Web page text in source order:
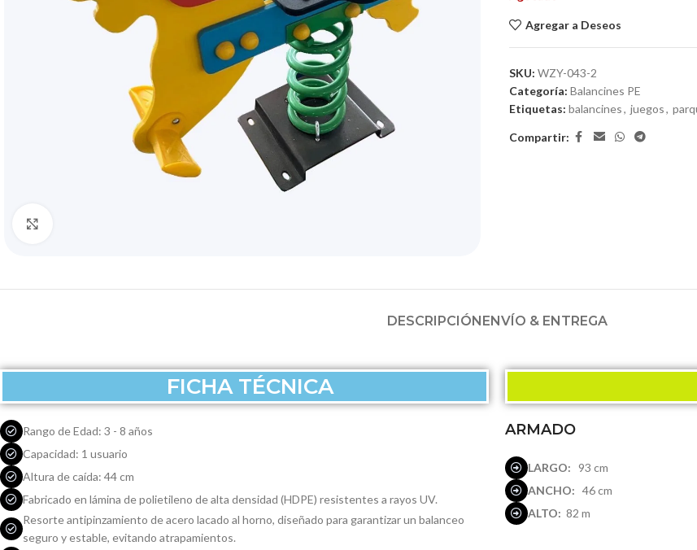
Agregar a Deseos
SKU: WZY-043-2
Categoría: Balancines PE
Etiquetas: balancines, juegos,
Compartir:
DESCRIPCIÓNENVÍO & ENTREGA
FICHA TÉCNICA
Rango de Edad: 3 - 8 años
Capacidad: 1 usuario
Altura de caída: 44 cm
Fabricado en lámina de polietileno de alta densidad (HDPE) resistentes a rayos UV.
Resorte antipinzamiento de acero lacado al horno, diseñado para garantizar un balanceo
seguro y estable, evitando atrapamientos.
ARMADO
LARGO: 93 cm
ANCHO: 46 cm
ALTO: 82 m